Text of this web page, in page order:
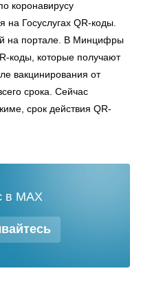
коронавирусу
Госуслугах QR-коды.
на портале. В Минцифры
коды, которые получают
вакцинирования от
срока. Сейчас
срок действия QR-
в MAX